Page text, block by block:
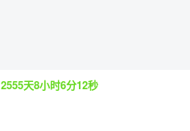
2555天8小时6分12秒